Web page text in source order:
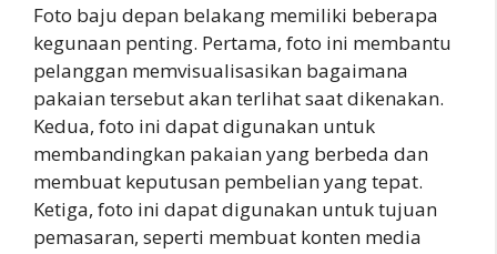
Foto baju depan belakang memiliki beberapa
kegunaan penting. Pertama, foto ini membantu
pelanggan memvisualisasikan bagaimana
pakaian tersebut akan terlihat saat dikenakan.
Kedua, foto ini dapat digunakan untuk
membandingkan pakaian yang berbeda dan
membuat keputusan pembelian yang tepat.
Ketiga, foto ini dapat digunakan untuk tujuan
pemasaran, seperti membuat konten media